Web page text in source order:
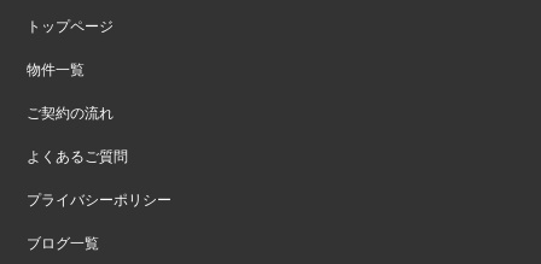
トップページ
物件一覧
ご契約の流れ
よくあるご質問
プライバシーポリシー
ブログ一覧